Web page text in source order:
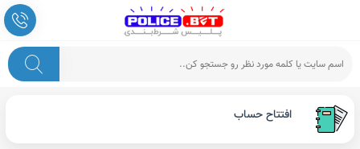
افتتاح حساب